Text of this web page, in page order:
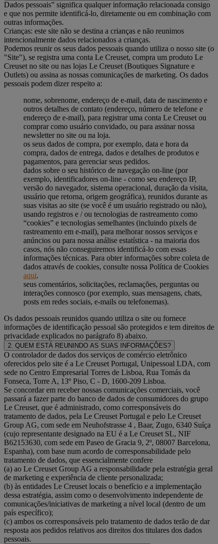
Dados pessoais” significa qualquer informação relacionada consigo
e que nos permite identificá-lo, diretamente ou em combinação com
outras informações.
Crianças: este site não se destina a crianças e não reunimos
intencionalmente dados relacionados a crianças.
Podemos reunir os seus dados pessoais quando utiliza o nosso site (o
"Site"), se registra uma conta Le Creuset, compra um produto Le
Creuset no site ou nas lojas Le Creuset (Boutiques Signature e
Outlets) ou assina as nossas comunicações de marketing. Os dados
pessoais podem dizer respeito a:
nome, sobrenome, endereço de e-mail, data de nascimento e
outros detalhes de contato (endereço, número de telefone e
endereço de e-mail), para registrar uma conta Le Creuset ou
comprar como usuário convidado, ou para assinar nossa
newsletter no site ou na loja.
os seus dados de compra, por exemplo, data e hora da
compra, dados de entrega, dados e detalhes de produtos e
pagamentos, para gerenciar seus pedidos.
dados sobre o seu histórico de navegação on-line (por
exemplo, identificadores on-line - como seu endereço IP,
versão do navegador, sistema operacional, duração da visita,
usuário que retorna, origem geográfica), reunidos durante as
suas visitas ao site (se você é um usuário registrado ou não),
usando registros e / ou tecnologias de rastreamento como
“cookies” e tecnologias semelhantes (incluindo pixels de
rastreamento em e-mail), para melhorar nossos serviços e
anúncios ou para nossa análise estatística - na maioria dos
casos, nós não conseguiremos identificá-lo com essas
informações técnicas. Para obter informações sobre coleta de
dados através de cookies, consulte nossa Política de Cookies
aqui.
seus comentários, solicitações, reclamações, perguntas ou
interações connosco (por exemplo, suas mensagens, chats,
posts em redes sociais, e-mails ou telefonemas).
Os dados pessoais reunidos quando utiliza o site ou fornece
informações de identificação pessoal são protegidos e tem direitos de
privacidade explicados no parágrafo 8) abaixo.
2. QUEM ESTÁ REUNINDO AS SUAS INFORMAÇÕES?
O controlador de dados dos serviços de comércio eletrônico
oferecidos pelo site é a Le Creuset Portugal, Unipessoal LDA, com
sede no Centro Empresarial Torres de Lisboa, Rua Tomás da
Fonseca, Torre A, 13º Piso, C - D, 1600-209 Lisboa.
Se concordar em receber nossas comunicações comerciais, você
passará a fazer parte do banco de dados de consumidores do grupo
Le Creuset, que é administrado, como corresponsáveis do
tratamento de dados, pela Le Creuset Portugal e pelo Le Creuset
Group AG, com sede em Neuhofstrasse 4 , Baar, Zugo, 6340 Suíça
(cujo representante designado na EU é a Le Creuset SL, NIF
B62153630, com sede em Paseo de Gracia 9, 2º, 08007 Barcelona,
Espanha), com base num acordo de corresponsabilidade pelo
tratamento de dados, que essencialmente confere
(a) ao Le Creuset Group AG a responsabilidade pela estratégia geral
de marketing e experiência de cliente personalizada;
(b) às entidades Le Creuset locais o benefício e a implementação
dessa estratégia, assim como o desenvolvimento independente de
comunicações/iniciativas de marketing a nível local (dentro de um
país específico);
(c) ambos os corresponsáveis pelo tratamento de dados terão de dar
resposta aos pedidos relativos aos direitos dos titulares dos dados
pessoais.